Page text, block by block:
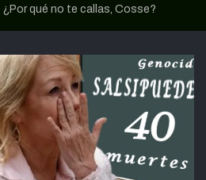
¿Por qué no te callas, Cosse?